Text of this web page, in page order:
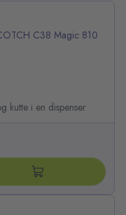
C38 Magic 810
kutte i en dispenser